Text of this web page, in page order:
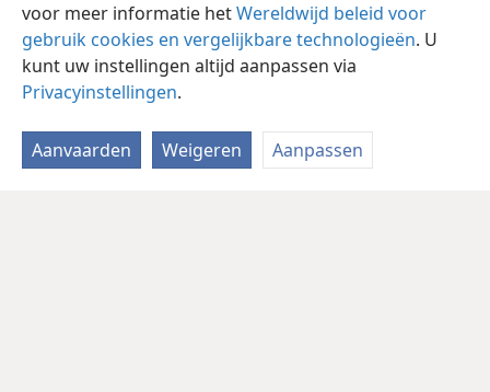
voor meer informatie hetWereldwijd beleid voor
gebruik cookies en vergelijkbare technologieën. U
kunt uw instellingen altijd aanpassen via
Privacyinstellingen.
Aanvaarden Weigeren Aanpassen